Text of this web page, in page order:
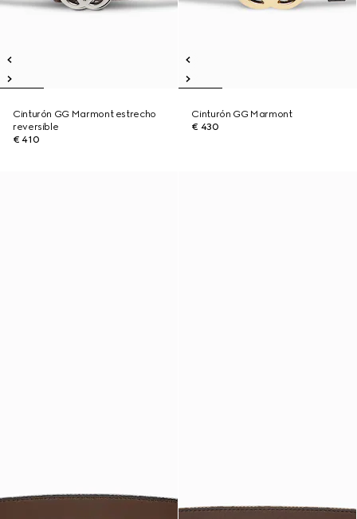
Cinturón GG Marmont estrecho
reversible
€ 410
Cinturón GG Marmont
€ 430